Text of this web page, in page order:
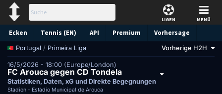
LIGEN MENÜ
Ecken Tennis (EN) API Premium Vorhersage
Portugal / Primeira Liga Vorherige H2H
16/5/2026 - 18:00 (Europe/London)
FC Arouca gegen CD Tondela
Statistiken, Daten, xG und Direkte Begegnungen
Stadion - Estádio Municipal de Arouca